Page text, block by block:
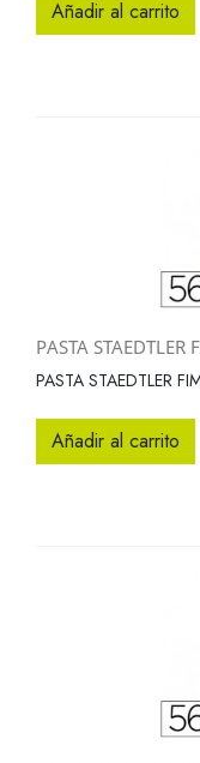
Añadir al carrito
PASTA STAEDTLER
PASTA STAEDTLER
Añadir al carrito